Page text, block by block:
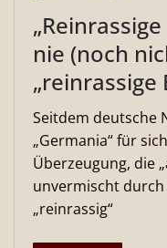
nie (noch
„reinrassige
Seitdem deutsche
„Germania“ für
Überzeugung, die
unvermischt
„reinrassig“